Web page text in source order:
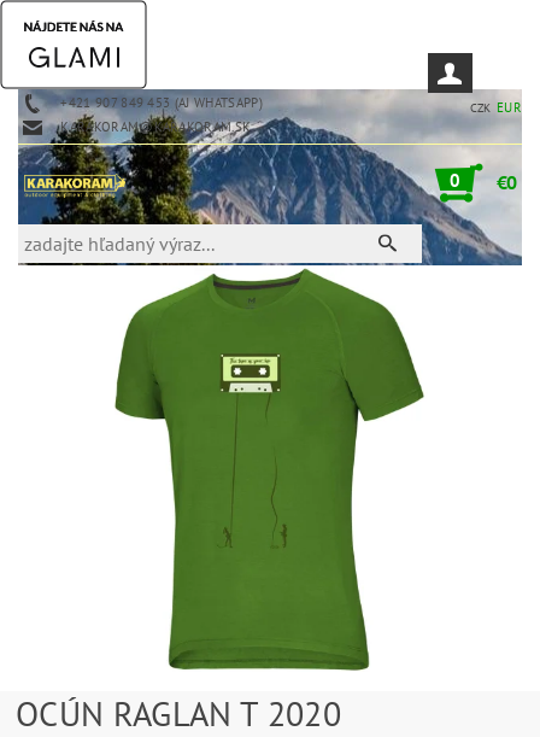
+421 907 849 453 (AJ WHATSAPP)
KARAKORAM@KARAKORAM.SK
CZK EUR
0 €0
OCÚN RAGLAN T 2020